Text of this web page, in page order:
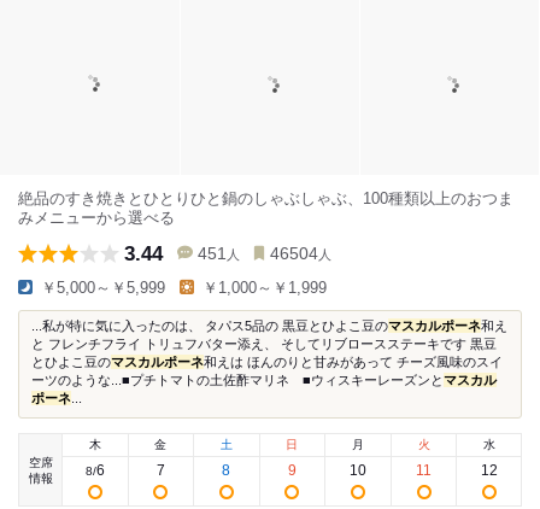
絶品のすき焼きとひとりひと鍋のしゃぶしゃぶ、100種類以上のおつま
みメニューから選べる
3.44 451 人 46504 人
￥5,000～￥5,999 ￥1,000～￥1,999
...私が特に気に入ったのは、 タパス5品の 黒豆とひよこ豆のマスカルポーネ和え
と フレンチフライ トリュフバター添え、 そしてリブロースステーキです 黒豆
とひよこ豆のマスカルポーネ和えは ほんのりと甘みがあって チーズ風味のスイ
ーツのような...■プチトマトの土佐酢マリネ ■ウィスキーレーズンとマスカル
ポーネ
空席
情報
木
8/6
金
7
土
8
日
9
月
10
火
11
水
12